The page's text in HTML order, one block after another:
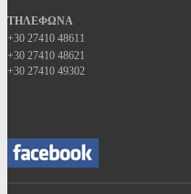
ΤΗΛΕΦΩΝΑ
+30 27410 48611
+30 27410 48621
+30 27410 49302